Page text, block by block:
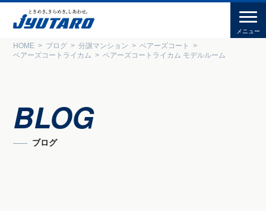
HOME ブログ 分譲マンション
ベアーズコート
ベアーズコートライカム
ベアーズコートライカム モデルルーム
BLOG
ブログ